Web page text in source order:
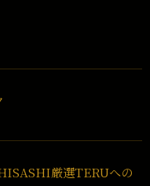
厳選TERUへの